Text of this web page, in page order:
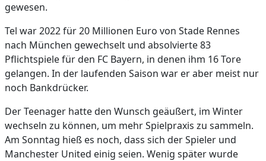
gewesen.
Tel war 2022 für 20 Millionen Euro von Stade Rennes
nach München gewechselt und absolvierte 83
Pflichtspiele für den FC Bayern, in denen ihm 16 Tore
gelangen. In der laufenden Saison war er aber meist nur
noch Bankdrücker.
Der Teenager hatte den Wunsch geäußert, im Winter
wechseln zu können, um mehr Spielpraxis zu sammeln.
Am Sonntag hieß es noch, dass sich der Spieler und
Manchester United einig seien. Wenig später wurde